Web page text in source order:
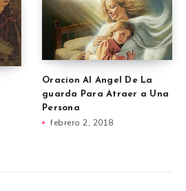
Oracion Al Angel De La
guarda Para Atraer a Una
Persona
febrero 2, 2018